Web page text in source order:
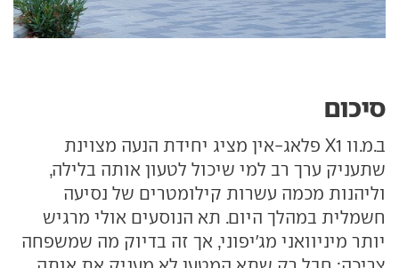
סיכום
ב.מ.וו X1 פלאג-אין מציג יחידת הנעה מצוינת
שתעניק ערך רב למי שיכול לטעון אותה בלילה,
וליהנות מכמה עשרות קילומטרים של נסיעה
חשמלית במהלך היום. תא הנוסעים אולי מרגיש
יותר מיניוואני מג'יפוני, אך זה בדיוק מה שמשפחה